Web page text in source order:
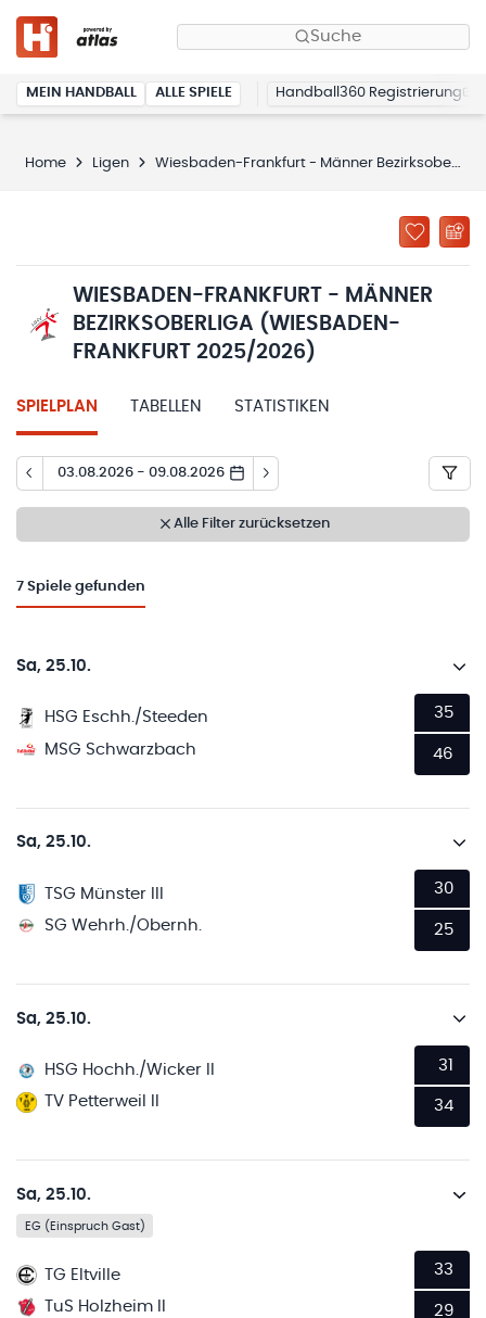
Suche
MEIN HANDBALL ALLE SPIELE Handball360 Registrierung
Home Ligen Wiesbaden-Frankfurt - Männer Bezirksoberliga (Wiesbaden-Frankfurt 2025/2026)
WIESBADEN-FRANKFURT - MÄNNER
BEZIRKSOBERLIGA (WIESBADEN-
FRANKFURT 2025/2026)
SPIELPLAN TABELLEN STATISTIKEN
03.08.2026 - 09.08.2026
Alle Filter zurücksetzen
7 Spiele gefunden
Sa, 25.10.
HSG Eschh./Steeden
MSG Schwarzbach
35
46
Sa, 25.10.
TSG Münster III
SG Wehrh./Obernh.
30
25
Sa, 25.10.
HSG Hochh./Wicker II
TV Petterweil II
31
34
Sa, 25.10.
EG (Einspruch Gast)
TG Eltville
TuS Holzheim II
33
29